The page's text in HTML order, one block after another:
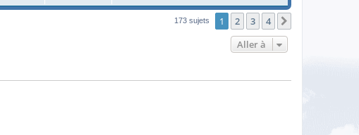
173 sujets 1 2 3 4
Aller à